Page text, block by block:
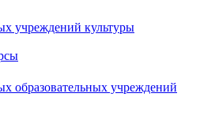
учреждений культуры
образовательных учреждений